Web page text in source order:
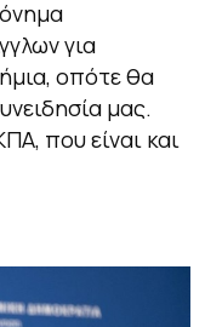
για
οπότε θα
μας.
που είναι και